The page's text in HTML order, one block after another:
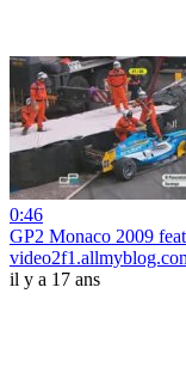
0:46
GP2 Monaco 2009
il y a 17 ans